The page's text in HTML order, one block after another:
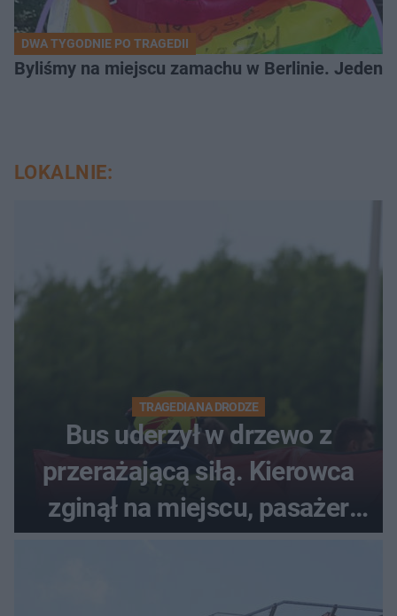
DWA TYGODNIE PO TRAGEDII
Byliśmy na miejscu zamachu w Berlinie. Jeden
LOKALNIE:
TRAGEDIA NA DRODZE
Bus uderzył w drzewo z
przerażającą siłą. Kierowca
zginął na miejscu, pasażer